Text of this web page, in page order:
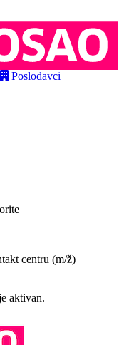
Poslodavci
centru (m/ž)
aktivan.